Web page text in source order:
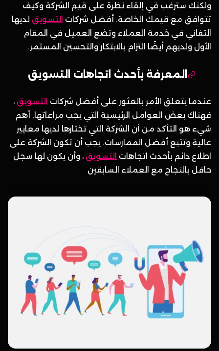
ولكنك سترغب في إلقاء نظرة على قيم الشركة وكيف
تتوافق مع قيمك الخاصة. أفضل شركات التسويق لديها
التفاني في خدمة العملاء وتضع العميل في المقام
الأول ولديهم أيضًا التزام بالابتكار والتحسين المستمر.
المعرفة بأحدث اتجاهات التسويق
عندما يتعلق الأمر بالعثور على أفضل شركات التسويق ،
فهناك بعض العوامل الرئيسية التي يجب مراعاتها. أهم
شيء هو التأكد من أن الشركة التي تختارها لديها معايير
عالية وتتبع أفضل الممارسات. يجب أن تكون الشركة على
اطلاع دائم بأحدث اتجاهات التسويق ، وأن يكون لها سجل
حافل بالنجاح مع العملاء السابقين